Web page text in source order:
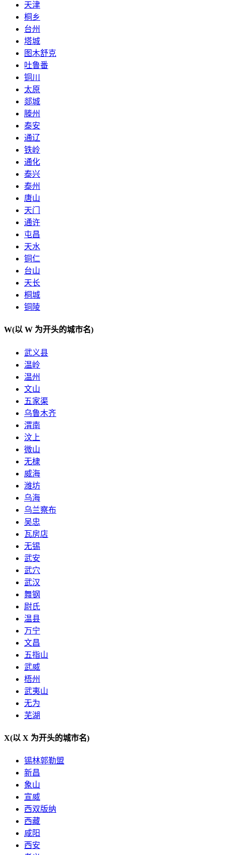
天津
桐乡
台州
塔城
图木舒克
吐鲁番
铜川
太原
郯城
滕州
泰安
通辽
铁岭
通化
泰兴
泰州
唐山
天门
通许
屯昌
天水
铜仁
台山
天长
桐城
铜陵
W(以 W 为开头的城市名)
武义县
温岭
温州
文山
五家渠
乌鲁木齐
渭南
汶上
微山
无棣
威海
潍坊
乌海
乌兰察布
吴忠
瓦房店
无锡
武安
武穴
武汉
舞钢
尉氏
温县
万宁
文昌
五指山
武威
梧州
武夷山
无为
芜湖
X(以 X 为开头的城市名)
锡林郭勒盟
新昌
象山
宣威
西双版纳
西藏
咸阳
西安